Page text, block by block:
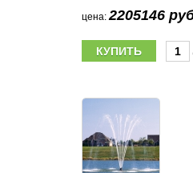
цена:2205146